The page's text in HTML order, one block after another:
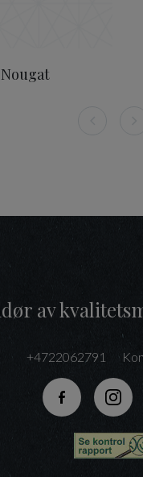
av
+4722062791
Følg oss påFølg